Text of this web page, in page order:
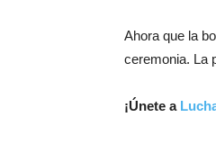
Ahora que la
ceremonia. La
¡Únete a